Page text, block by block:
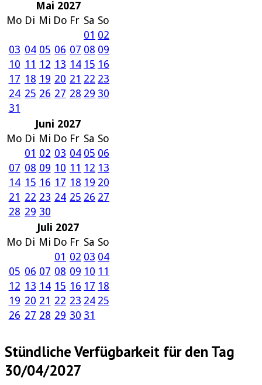
Mai 2027
Mo Di Mi Do Fr Sa So
01 02
03 04 05 06 07 08 09
10 11 12 13 14 15 16
17 18 19 20 21 22 23
24 25 26 27 28 29 30
31
Juni 2027
Mo Di Mi Do Fr Sa So
01 02 03 04 05 06
07 08 09 10 11 12 13
14 15 16 17 18 19 20
21 22 23 24 25 26 27
28 29 30
Juli 2027
Mo Di Mi Do Fr Sa So
01 02 03 04
05 06 07 08 09 10 11
12 13 14 15 16 17 18
19 20 21 22 23 24 25
26 27 28 29 30 31
Stündliche Verfügbarkeit für den Tag
30/04/2027